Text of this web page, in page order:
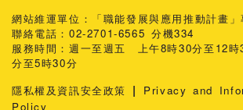
網站維運單位：「職能發展與應用推動計畫
聯絡電話：02-2701-6565 分機334
服務時間：週一至週五 上午8時30分至12時
分至5時30分
隱私權及資訊安全政策 |
Privacy and
Policy